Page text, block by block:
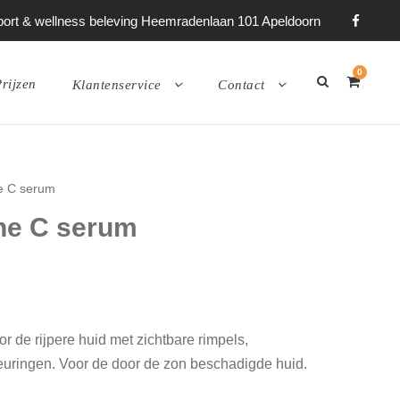
& wellness beleving Heemradenlaan 101 Apeldoorn
Klantenservice Contact
0
C serum
C serum
de rijpere huid met zichtbare rimpels,
Voor de door de zon beschadigde huid.